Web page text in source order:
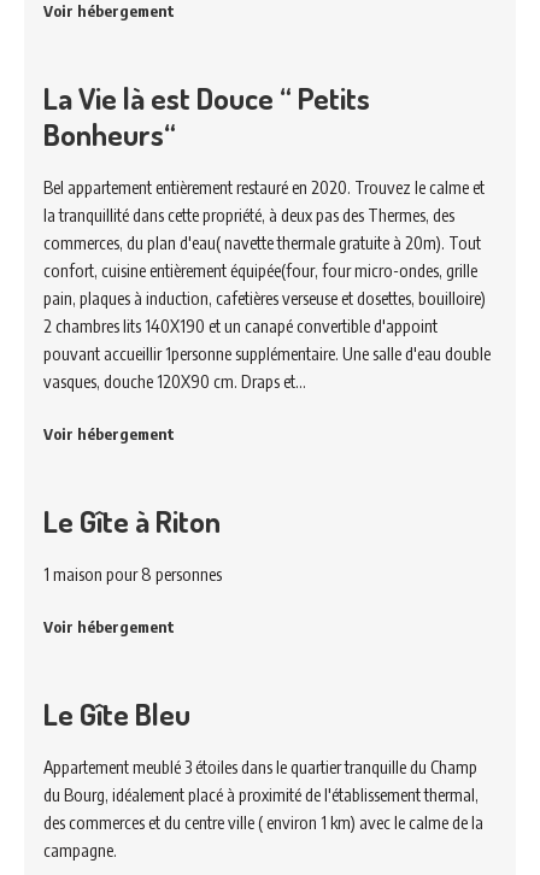
Voir hébergement
La Vie là est Douce “ Petits
Bonheurs“
Bel appartement entièrement restauré en 2020. Trouvez le calme et
la tranquillité dans cette propriété, à deux pas des Thermes, des
commerces, du plan d'eau( navette thermale gratuite à 20m). Tout
confort, cuisine entièrement équipée(four, four micro-ondes, grille
pain, plaques à induction, cafetières verseuse et dosettes, bouilloire)
2 chambres lits 140X190 et un canapé convertible d'appoint
pouvant accueillir 1personne supplémentaire. Une salle d'eau double
vasques, douche 120X90 cm. Draps et…
Voir hébergement
Le Gîte à Riton
1 maison pour 8 personnes
Voir hébergement
Le Gîte Bleu
Appartement meublé 3 étoiles dans le quartier tranquille du Champ
du Bourg, idéalement placé à proximité de l'établissement thermal,
des commerces et du centre ville ( environ 1 km) avec le calme de la
campagne.